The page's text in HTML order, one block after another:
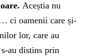
Aceștia nu
… ci oamenii care și-
lor, care au
au distins prin